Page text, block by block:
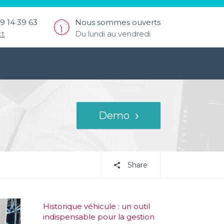
Nous sommes ouverts
Du lundi au vendredi
14 39 63
Demo
Share
Historique véhicule : un outil
indispensable pour la gestion